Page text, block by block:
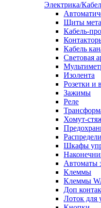
Электрика/
Щиты
Кабель-
Кабель
Световая
Изолента
Розетки и
Зажимы
Реле
Хомут-
Шкафы
Автоматы
Клеммы
Клеммы
Доп
Лоток для